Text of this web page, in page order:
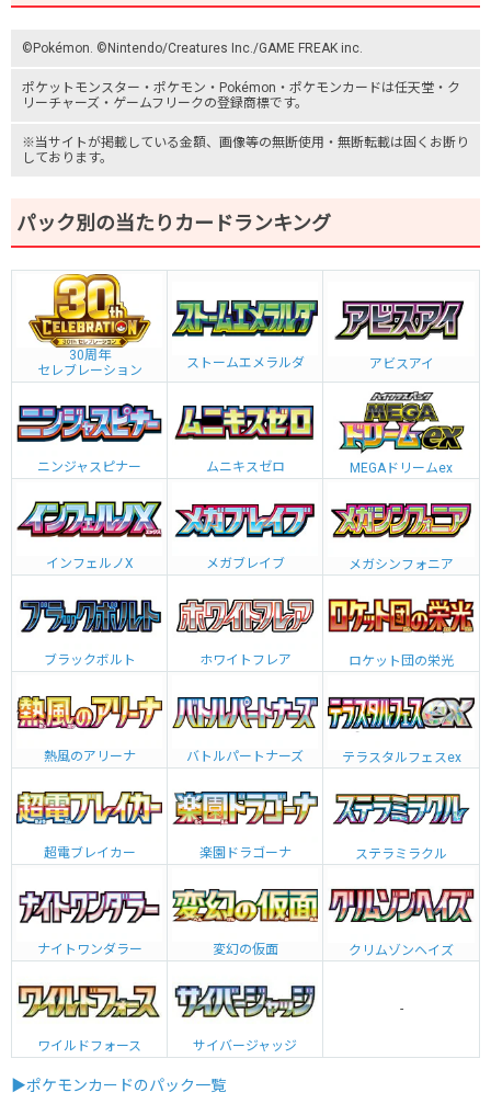
©Pokémon. ©Nintendo/Creatures Inc./GAME FREAK inc.
ポケットモンスター ・ポケモン・Pokémon・ ポケモンカードは任天堂・ ク
リーチャーズ ・ ゲームフリークの登録商標です。
※当サイトが掲載している金額、画像等の無断使用・無断転載は固くお断り
しております。
パック別の当たりカードランキング
30周年
セレブレーション
ストームエメラルダ アビスアイ
ニンジャスピナー ムニキスゼロ MEGAドリームex
インフェルノX メガブレイブ メガシンフォニア
ブラックボルト ホワイトフレア ロケット団の栄光
熱風のアリーナ バトルパートナーズ テラスタルフェスex
超電ブレイカー 楽園ドラゴーナ ステラミラクル
ナイトワンダラー 変幻の仮面 クリムゾンヘイズ
ワイルドフォース サイバージャッジ
-
▶ポケモンカードのパック一覧